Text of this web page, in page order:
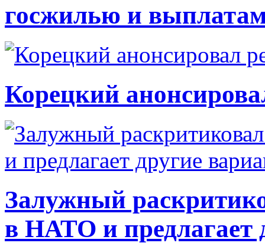
госжилью и
Корецкий
Залужный
в НАТО и предлагает